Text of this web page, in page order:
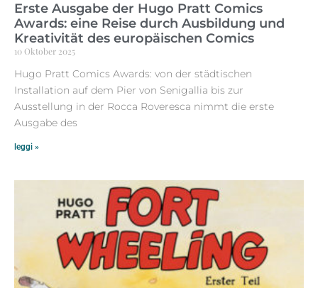
Erste Ausgabe der Hugo Pratt Comics
Awards: eine Reise durch Ausbildung und
Kreativität des europäischen Comics
10 Oktober 2025
Hugo Pratt Comics Awards: von der städtischen
Installation auf dem Pier von Senigallia bis zur
Ausstellung in der Rocca Roveresca nimmt die erste
Ausgabe des
leggi »